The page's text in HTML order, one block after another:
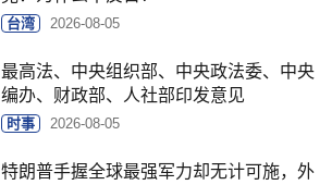
台湾 2026-08-05
最高法、中央组织部、中央政法委、中央
编办、财政部、人社部印发意见
时事 2026-08-05
特朗普手握全球最强军力却无计可施，外